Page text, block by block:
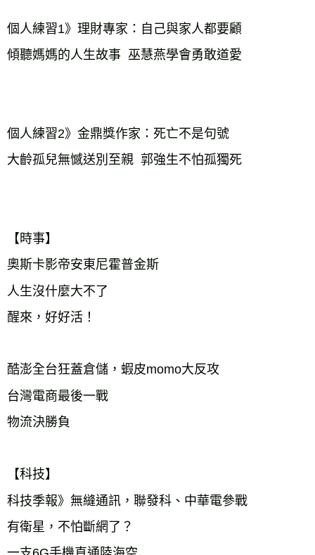
個人練習1》理財專家：自己與家人都要顧
傾聽媽媽的人生故事 巫慧燕學會勇敢道愛
個人練習2》金鼎獎作家：死亡不是句號
大齡孤兒無憾送別至親 郭強生不怕孤獨死
【時事】
奧斯卡影帝安東尼霍普金斯
人生沒什麼大不了
醒來，好好活！
酷澎全台狂蓋倉儲，蝦皮momo大反攻
台灣電商最後一戰
物流決勝負
【科技】
科技季報》無縫通訊，聯發科、中華電參戰
有衛星，不怕斷網了？